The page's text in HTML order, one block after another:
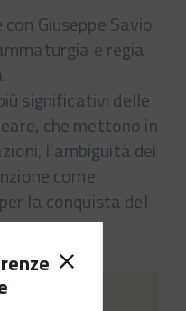
Giuseppe Savio
e regia
significativi delle
che mettono in
l’ambiguità dei
come
la conquista del